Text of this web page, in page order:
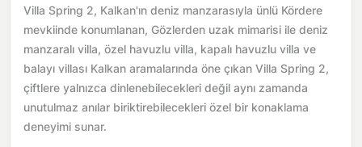
Villa Spring 2, Kalkan'ın deniz manzarasıyla ünlü Kördere
mevkiinde konumlanan, Gözlerden uzak mimarisi ile deniz
manzaralı villa, özel havuzlu villa, kapalı havuzlu villa ve
balayı villası Kalkan aramalarında öne çıkan Villa Spring 2,
çiftlere yalnızca dinlenebilecekleri değil aynı zamanda
unutulmaz anılar biriktirebilecekleri özel bir konaklama
deneyimi sunar.